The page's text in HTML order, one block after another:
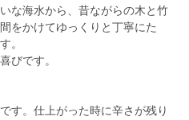
な海水から、昔ながらの木と竹
をかけてゆっくりと丁寧にた
。
びです。
す。仕上がった時に辛さが残り